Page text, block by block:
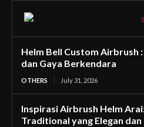
Helm Bell Custom Airbrush
dan Gaya Berkendara
OTHERS July 31, 2026
Inspirasi Airbrush Helm
Traditional yang Elegan